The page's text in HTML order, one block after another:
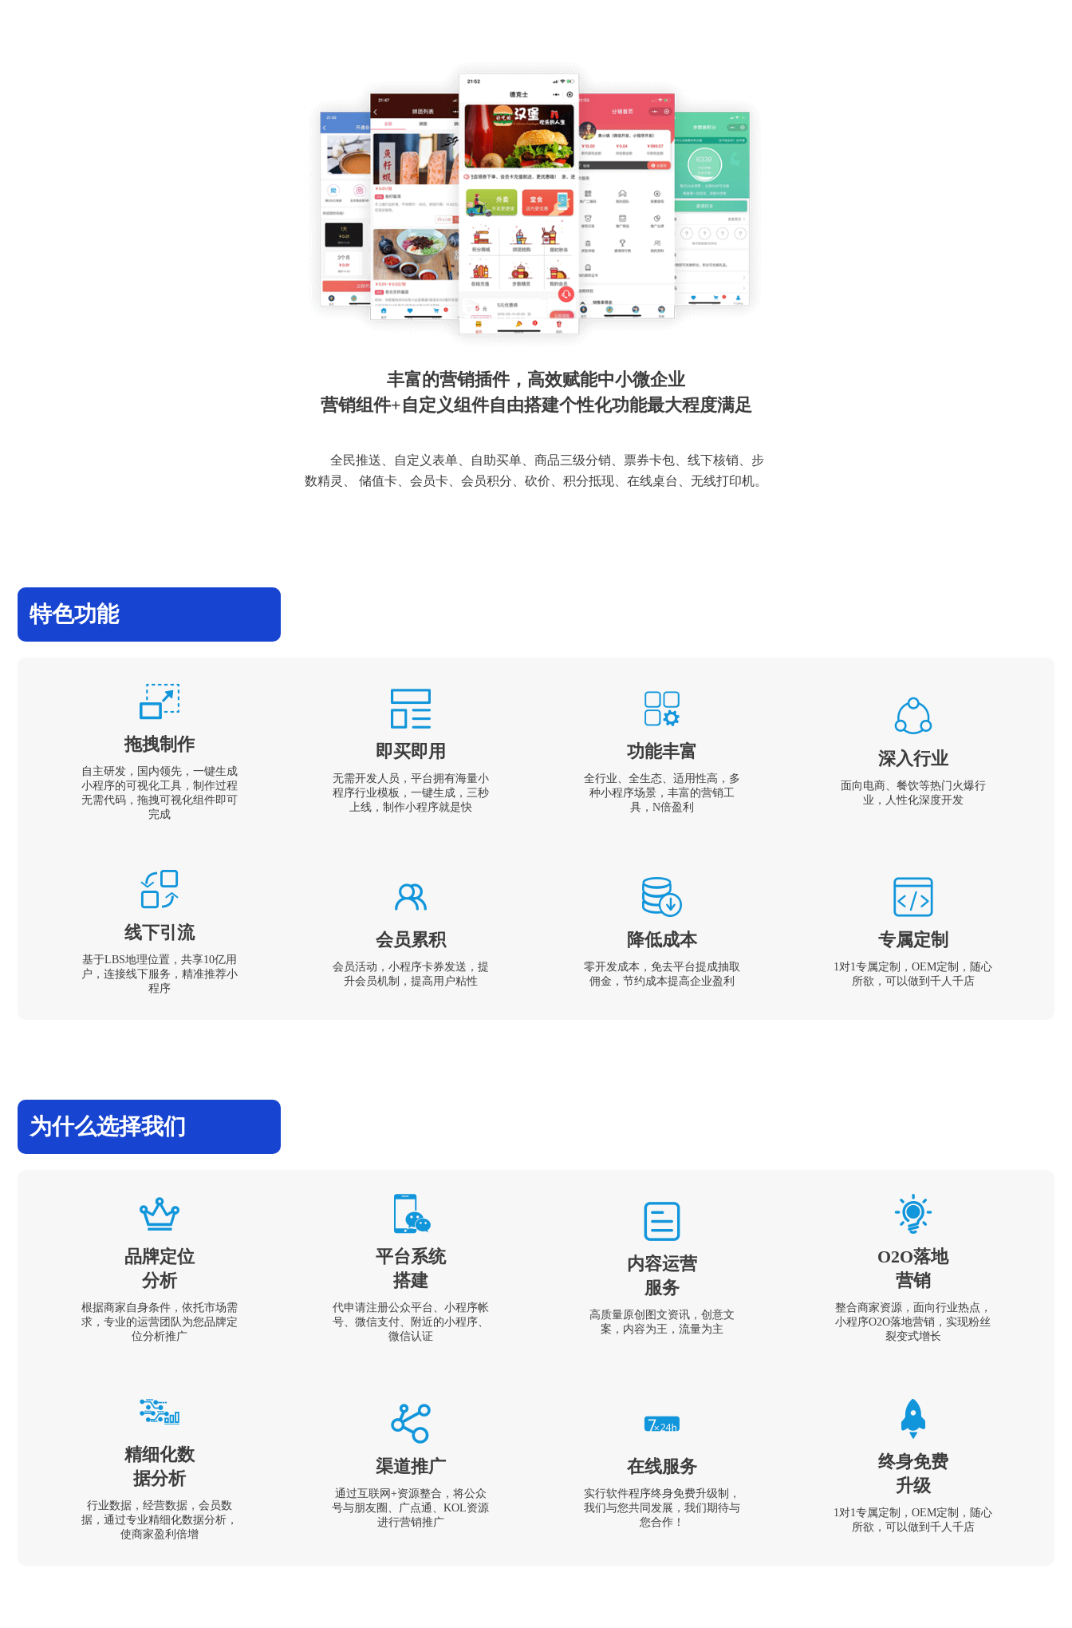
丰富的营销插件，高效赋能中小微企业
营销组件+自定义组件自由搭建个性化功能最大程度满足
全民推送、自定义表单、自助买单、商品三级分销、票券卡包、线下核销、步
数精灵、 储值卡、会员卡、会员积分、砍价、积分抵现、在线桌台、无线打印机。
特色功能
拖拽制作
自主研发，国内领先，一键生成
小程序的可视化工具，制作过程
无需代码，拖拽可视化组件即可
完成
即买即用
无需开发人员，平台拥有海量小
程序行业模板，一键生成，三秒
上线，制作小程序就是快
功能丰富
全行业、全生态、适用性高，多
种小程序场景，丰富的营销工
具，N倍盈利
深入行业
面向电商、餐饮等热门火爆行
业，人性化深度开发
线下引流
基于LBS地理位置，共享10亿用
户，连接线下服务，精准推荐小
程序
会员累积
会员活动，小程序卡券发送，提
升会员机制，提高用户粘性
降低成本
零开发成本，免去平台提成抽取
佣金，节约成本提高企业盈利
专属定制
1对1专属定制，OEM定制，随心
所欲，可以做到千人千店
为什么选择我们
品牌定位
分析
根据商家自身条件，依托市场需
求，专业的运营团队为您品牌定
位分析推广
平台系统
搭建
代申请注册公众平台、小程序帐
号、微信支付、附近的小程序、
微信认证
内容运营
服务
高质量原创图文资讯，创意文
案，内容为王，流量为主
O2O落地
营销
整合商家资源，面向行业热点，
小程序O2O落地营销，实现粉丝
裂变式增长
精细化数
据分析
行业数据，经营数据，会员数
据，通过专业精细化数据分析，
使商家盈利倍增
渠道推广
通过互联网+资源整合，将公众
号与朋友圈、广点通、KOL资源
进行营销推广
在线服务
实行软件程序终身免费升级制，
我们与您共同发展，我们期待与
您合作！
终身免费
升级
1对1专属定制，OEM定制，随心
所欲，可以做到千人千店